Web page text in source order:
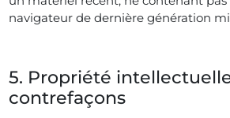
navigateur de dernière génération
5. Propriété
contrefaçons